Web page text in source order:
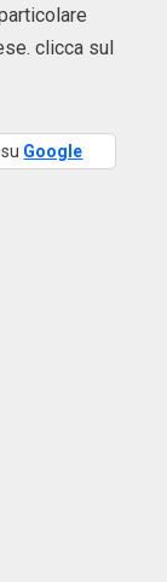
clicca sul
Google